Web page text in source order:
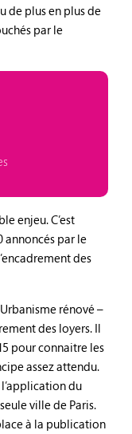
de plus en plus de
par le
enjeu. C’est
annoncés par le
des
rénové –
des loyers. Il
pour connaitre les
assez attendu.
du
ville de Paris.
à la publication